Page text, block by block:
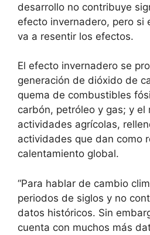
desarrollo no contribuye
efecto invernadero, pero si
va a resentir los efectos.
El efecto invernadero se
generación de dióxido de
quema de combustibles
carbón, petróleo y gas; y el
actividades agrícolas,
actividades que dan como
calentamiento global.
“Para hablar de cambio
periodos de siglos y no
datos históricos. Sin
cuenta con muchos más